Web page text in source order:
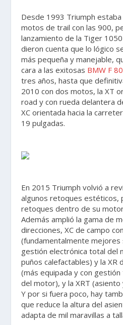
Desde 1993 Triumph
motos de trail con las 900,
lanzamiento de la Tiger
dieron cuenta que lo lógico
más pequeña y manejable,
cara a las exitosas BMW F
tres años, hasta que
2010 con dos motos, la XT
road y con rueda delantera
XC orientada hacia la
19 pulgadas.
En 2015 Triumph volvió a
algunos retoques estéticos,
retoques dentro de su
Además amplió la gama de
direcciones, XC de campo
(fundamentalmente mejores
gestión electrónica total del
puños calefactables) y la XR
(más equipada y con
del motor), y la XRT
Y por si fuera poco, hay
que reduce la altura del
adapta de mil maravillas a